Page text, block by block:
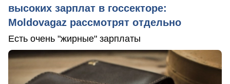
высоких зарплат в госсекторе:
Moldovagaz рассмотрят отдельно
Есть очень "жирные" зарплаты